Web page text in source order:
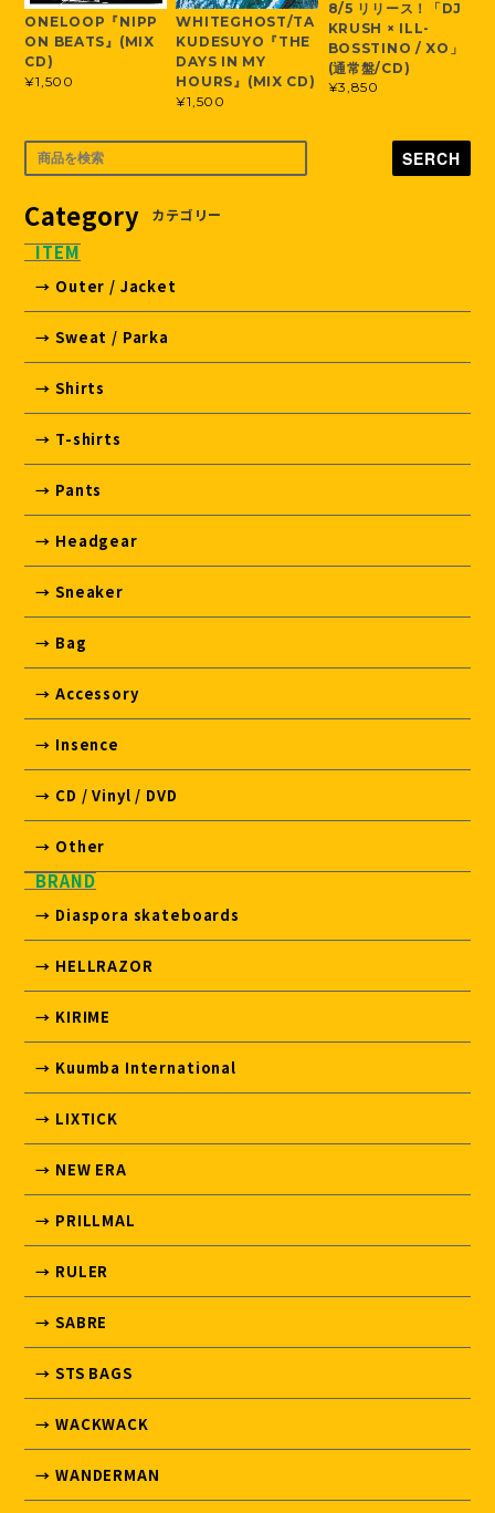
ONELOOP『NIPP
ON BEATS』(MIX
CD)
¥1,500
WHITEGHOST/TA
KUDESUYO『THE
DAYS IN MY
HOURS』(MIX CD)
¥1,500
8/5 リリース！「DJ
KRUSH × ILL-
BOSSTINO / XO」
(通常盤/CD)
¥3,850
SERCH
Category カテゴリー
ITEM
→ Outer / Jacket
→ Sweat / Parka
→ Shirts
→ T-shirts
→ Pants
→ Headgear
→ Sneaker
→ Bag
→ Accessory
→ Insence
→ CD / Vinyl / DVD
→ Other
BRAND
→ Diaspora skateboards
→ HELLRAZOR
→ KIRIME
→ Kuumba International
→ LIXTICK
→ NEW ERA
→ PRILLMAL
→ RULER
→ SABRE
→ STS BAGS
→ WACKWACK
→ WANDERMAN